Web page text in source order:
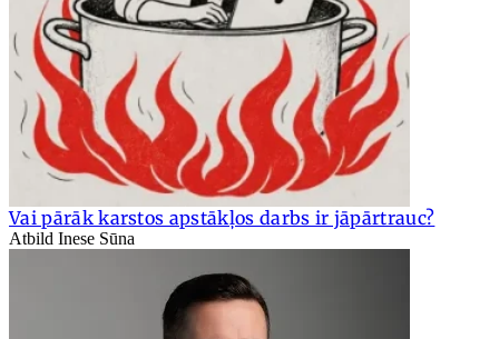
Vai pārāk karstos apstākļos darbs ir jāpārtrauc?
Atbild Inese Sūna